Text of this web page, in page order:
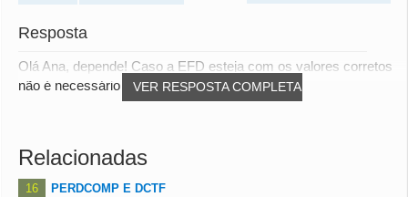
Resposta
VER RESPOSTA COMPLETA
Olá Ana, depende! Caso a EFD esteja com os valores corretos
não é necessário, mas se a EFD contem os...
Relacionadas
16 PERDCOMP E DCTF